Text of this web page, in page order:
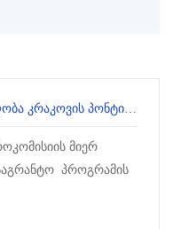
ERASMUS+ ᲡᲢᲣᲓᲔᲜᲢᲔᲑᲘᲡ ᲛᲝᲑᲘᲚᲝᲑᲐ ᲙᲠᲐᲙᲝᲕᲘᲡ ᲞᲝᲜᲢᲘᲤᲘᲙᲣᲠ ᲣᲜᲘᲕᲔᲠᲡᲘᲢᲔᲢᲨᲘ
მიერ
პროგრამის
პროგრამის